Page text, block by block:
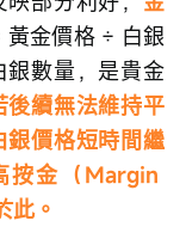
黃金價格 ÷ 白銀
數量，是貴金
後續無法維持平
價格短時間繼
按金（Margin
此。